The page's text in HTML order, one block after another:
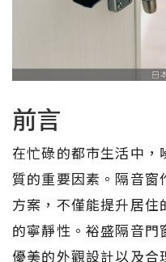
前言
在忙碌的都市生活中，
質的重要因素。隔音窗
方案，不僅能提升居住
的寧靜性。裕盛隔音門
優美的外觀設計以及合